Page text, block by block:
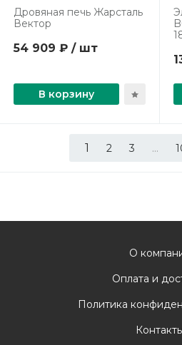
Дровяная печь Жарсталь
Вектор
54 909 ₽ / шт
В корзину
1 2 3 ...
О
Оплата и
Политика